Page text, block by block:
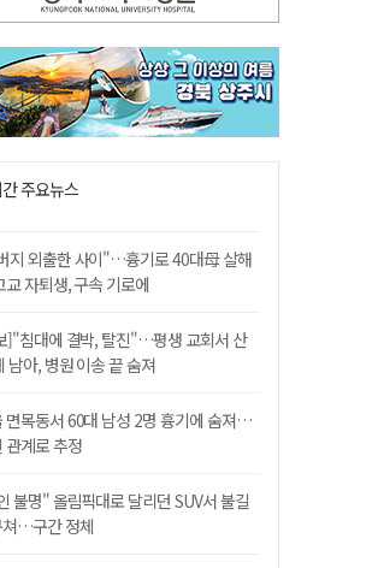
주요뉴스
지 외출한 사이"…흉기로 40대母 살해
교 자퇴생, 구속 기로에
]"침대에 결박, 탈진"…평생 교회서 산
남아, 병원 이송 끝 숨져
면목동서 60대 남성 2명 흉기에 숨져…
관계로 추정
불명" 올림픽대로 달리던 SUV서 불길
…구간 정체